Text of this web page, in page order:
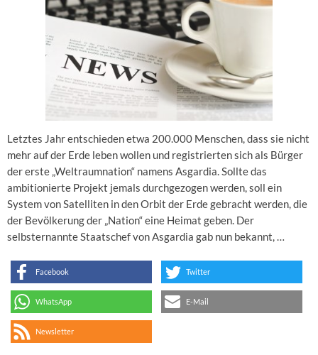
Letztes Jahr entschieden etwa 200.000 Menschen, dass sie nicht
mehr auf der Erde leben wollen und registrierten sich als Bürger
der erste „Weltraumnation“ namens Asgardia. Sollte das
ambitionierte Projekt jemals durchgezogen werden, soll ein
System von Satelliten in den Orbit der Erde gebracht werden, die
der Bevölkerung der „Nation“ eine Heimat geben. Der
selbsternannte Staatschef von Asgardia gab nun bekannt, …
Facebook Twitter
WhatsApp E-Mail
Newsletter